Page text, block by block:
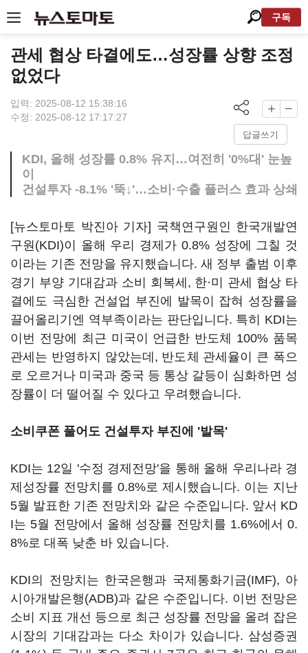
구독
관세 협상 타결에도…성장률 상향 조정
없었다
입력: 2025-08-12 15:38:16
수정: 2025-08-12 17:17:27
답글쓰기
KDI, 올해 성장률 0.8% 유지…여전히 '0%대' 눈높
이
건설투자 -8.1% '뚝↓'…소비·수출 플러스 효과 상쇄
[뉴스토마토 박진아 기자] 국책연구원인 한국개발연
구원(KDI)이 올해 우리 경제가 0.8% 성장에 그칠 것
이라는 기존 전망을 유지했습니다. 새 정부 출범 이후
경기 부양 기대감과 소비 회복세, 한·미 관세 협상 타
결에도 극심한 건설업 부진에 발목이 잡혀 성장률을
끌어올리기엔 역부족이라는 판단입니다. 특히 KDI는
이번 전망에 최근 미국이 언급한 반도체 100% 품목
관세는 반영하지 않았는데, 반도체 관세율이 큰 폭으
로 오르거나 미국과 중국 등 통상 갈등이 심화하면 성
장률이 더 떨어질 수 있다고 우려했습니다.
소비쿠폰 풀어도 건설투자 부진에 '발목'
KDI는 12일 '수정 경제전망'을 통해 올해 우리나라 경
제성장률 전망치를 0.8%로 제시했습니다. 이는 지난
5월 발표한 기존 전망치와 같은 수준입니다. 앞서 KD
I는 5월 전망에서 올해 성장률 전망치를 1.6%에서 0.
8%로 대폭 낮춘 바 있습니다.
KDI의 전망치는 한국은행과 국제통화기금(IMF), 아
시아개발은행(ADB)과 같은 수준입니다. 이번 전망은
소비 지표 개선 등으로 최근 성장률 전망을 올려 잡은
시장의 기대감과는 다소 차이가 있습니다. 삼성증권